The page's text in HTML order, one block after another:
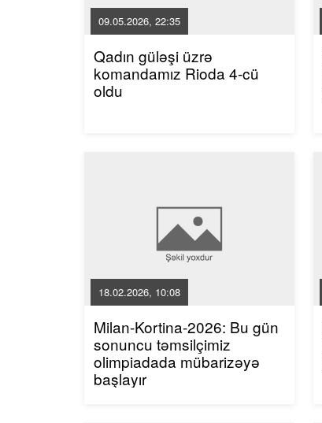
09.05.2026, 22:35
Qadın güləşi üzrə
komandamız Rioda 4-cü
oldu
18.02.2026, 10:08
Milan-Kortina-2026: Bu gün
sonuncu təmsilçimiz
olimpiadada mübarizəyə
başlayır